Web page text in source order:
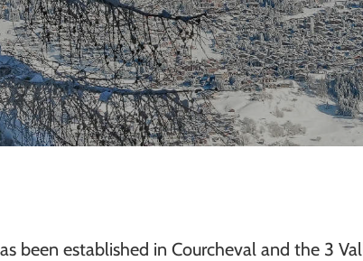
been established in Courcheval and the 3